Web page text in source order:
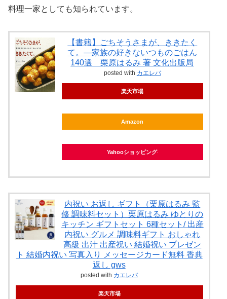
料理一家としても知られています。
【書籍】ごちそうさまが、ききたく
て。—家族の好きないつものごはん
140選 栗原はるみ 著 文化出版局
posted with カエレバ
楽天市場
Amazon
Yahooショッピング
内祝い お返し ギフト（栗原はるみ 監
修 調味料セット）栗原はるみ ゆとりの
キッチン ギフトセット 6種セット/ 出産
内祝い グルメ 調味料ギフト おしゃれ
高級 出汁 出産祝い 結婚祝い プレゼン
ト 結婚内祝い 写真入り メッセージカード無料 香典
返し gws
posted with カエレバ
楽天市場